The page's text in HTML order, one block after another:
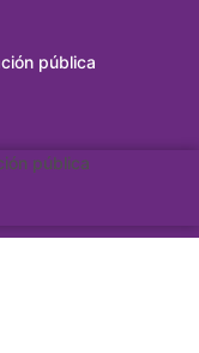
pública
pública